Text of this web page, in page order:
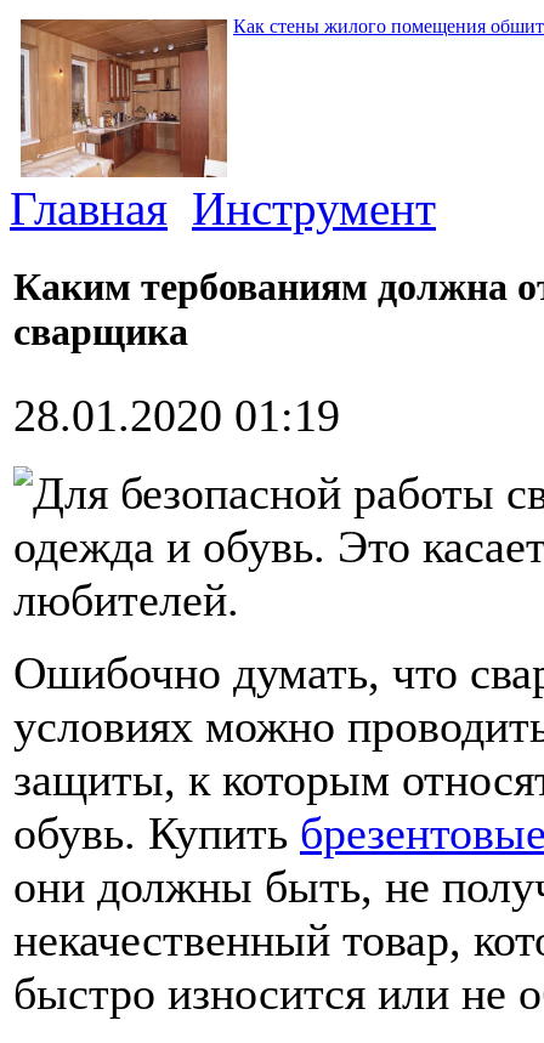
Как стены жилого помещения
Главная Инструмент
Каким тербованиям должна
сварщика
28.01.2020 01:19
Для безопасной работы
одежда и обувь. Это
любителей.
Ошибочно думать, что
условиях можно
защиты, к которым
обувь. Купить
они должны быть, не
некачественный товар,
быстро износится или не